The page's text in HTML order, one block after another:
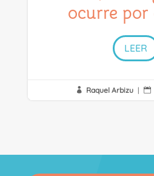
ocurre por
LEER
 Raquel Arbizu | 